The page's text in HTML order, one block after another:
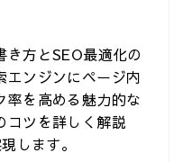
き方とSEO最適化の
エンジンにページ内
率を高める魅力的な
コツを詳しく解説
します。